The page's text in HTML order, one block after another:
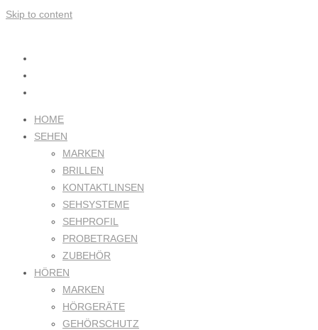
Skip to content
HOME
SEHEN
MARKEN
BRILLEN
KONTAKTLINSEN
SEHSYSTEME
SEHPROFIL
PROBETRAGEN
ZUBEHÖR
HÖREN
MARKEN
HÖRGERÄTE
GEHÖRSCHUTZ